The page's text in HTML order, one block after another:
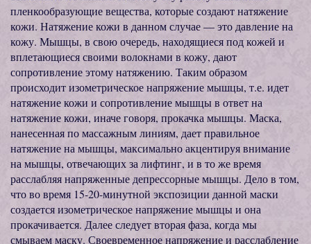
пленкообразующие вещества, которые создают натяжение
кожи. Натяжение кожи в данном случае — это давление на
кожу. Мышцы, в свою очередь, находящиеся под кожей и
вплетающиеся своими волокнами в кожу, дают
сопротивление этому натяжению. Таким образом
происходит изометрическое напряжение мышцы, т.е. идет
натяжение кожи и сопротивление мышцы в ответ на
натяжение кожи, иначе говоря, прокачка мышцы. Маска,
нанесенная по массажным линиям, дает правильное
натяжение на мышцы, максимально акцентируя внимание
на мышцы, отвечающих за лифтинг, и в то же время
расслабляя напряженные депрессорные мышцы. Дело в том,
что во время 15-20-минутной экспозиции данной маски
создается изометрическое напряжение мышцы и она
прокачивается. Далее следует вторая фаза, когда мы
смываем маску. Своевременное напряжение и расслабление